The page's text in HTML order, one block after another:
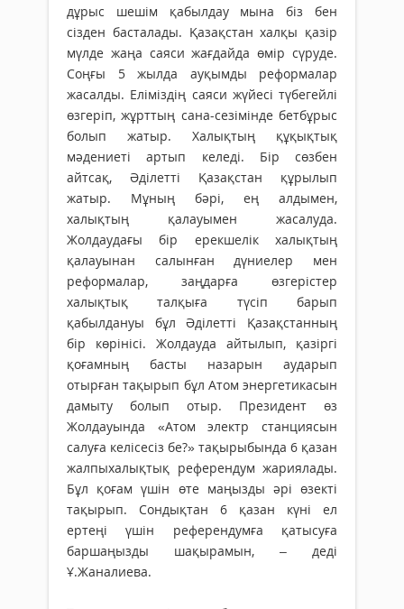
дұрыс шешім қабылдау мына біз бен
сізден бас­талады. Қазақстан халқы қазір
мүлде жаңа саяси жағдайда өмір сүруде.
Соңғы 5 жылда ауқымды реформалар
жасалды. Еліміздің саяси жүйесі түбегейлі
өзгеріп, жұрт­тың сана-сезімінде бетбұрыс
болып жатыр. Халықтың құқықтық
мәдениеті артып келеді. Бір сөзбен
айтсақ, Әділетті Қазақстан құрылып
жатыр. Мұның бәрі, ең алдымен,
халықтың қалауымен жасалуда.
Жолдаудағы бір ерекшелік халықтың
қалауынан салынған дүниелер мен
реформалар, заңдарға өзгерістер
халықтық талқыға түсіп барып
қабылдануы бұл Әділетті Қазақстанның
бір көрінісі. Жолдау­да айтылып, қазіргі
қоғамның басты назарын аударып
отырған тақырып бұл Атом энергетикасын
дамыту болып отыр. Президент өз
Жолдауында «Атом электр станция­сын
салуға келісесіз бе?» тақырыбында 6 қазан
жалпыхалықтық референдум жариялады.
Бұл қоғам үшін өте маңызды әрі өзекті
тақырып. Сондықтан 6 қазан күні ел
ертеңі үшін референдумға қатысуға
баршаңызды шақырамын, – деді
Ұ.Жаналиева.